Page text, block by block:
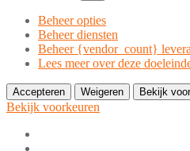
Beheer opties
Beheer diensten
Beheer {vendor_count}
Lees meer over deze
Accepteren Weigeren Bekijk
Bekijk voorkeuren